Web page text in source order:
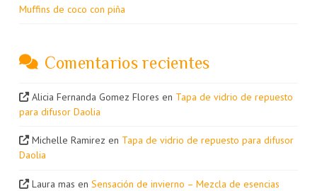
Muffins de coco con piña
Comentarios recientes
Alicia Fernanda Gomez Flores en Tapa de vidrio de repuesto
para difusor Daolia
Michelle Ramirez en Tapa de vidrio de repuesto para difusor
Daolia
Laura mas enSensación de invierno – Mezcla de esencias